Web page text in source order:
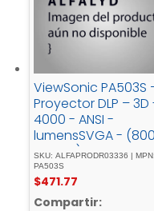
ViewSonic PA503S
Proyector DLP – 3D
4000 - ANSI -
lumensSVGA -
x - 600)4:3con - 1 -
año - de - servicio -
de - cambio -
urgente
SKU: ALFAPRODR03336 | MPN:
PA503S
$471.77
Compartir: